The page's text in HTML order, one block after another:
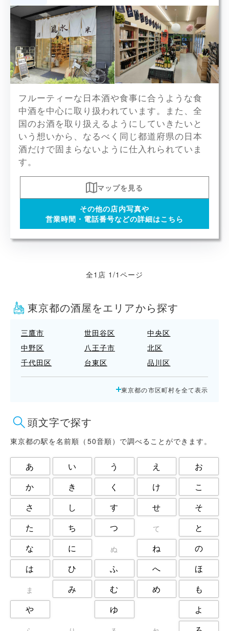
水尾、南、豊盃、雑賀、志太泉など豊富
なラインナップが取り揃えられていま
す。
x11
フルーティーな日本酒や食事に合うような食
中酒を中心に取り扱われています。また、全
国のお酒を取り扱えるようにしていきたいと
いう想いから、なるべく同じ都道府県の日本
酒だけで固まらないように仕入れられていま
す。
マップを見る
その他の店内写真や
営業時間・電話番号などの詳細はこちら
全1店 1/1ページ
東京都の酒屋をエリアから探す
三鷹市 世田谷区
中央区
中野区
八王子市
北区
千代田区
台東区
品川区
国立市
墨田区
多摩市
小金井市
日野市
杉並区
東村山市
板橋区
武蔵野市
港区
町田市
目黒区
福生市
立川市
練馬区
荒川区
葛飾区
西東京市
豊島区
足立区
東京都の市区町村を全て表示
頭文字で探す
東京都の駅を名前順（50音順）で調べることができます。
あ い う え
お
か
き く け
こ
さ
し す せ
そ
た
ち つ て
と
な
に ぬ ね
の
は
ひ ふ へ ほ
ま み む め
も
や
ゆ よ